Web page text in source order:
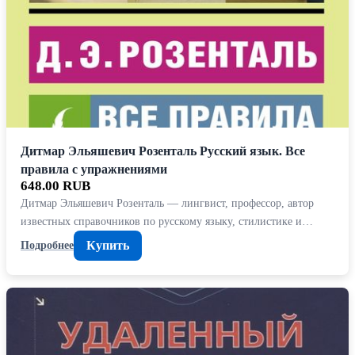
Дитмар Эльяшевич Розенталь Русский язык. Все
правила с упражнениями
648.00 RUB
Дитмар Эльяшевич Розенталь — лингвист, профессор, автор
известных справочников по русскому языку, стилистике и…
Подробнее
Купить